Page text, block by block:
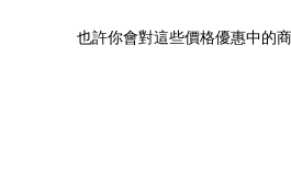
也許你會對這些價格優惠中的